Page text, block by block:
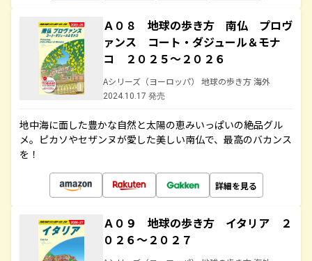
Ａ０８ 地球の歩き方 南仏 プロヴ
ァンス コート・ダジュール＆モナ
コ ２０２５～２０２６
Aシリーズ（ヨーロッパ） 地球の歩き方 海外
2024.10.17 発売
地中海に面した豊かな自然と太陽の恵みいっぱいの絶品グル
メ。ピカソやセザンヌが愛した美しい南仏で、最高のバカンス
を！
詳細を見る
Ａ０９ 地球の歩き方 イタリア ２
０２６～２０２７